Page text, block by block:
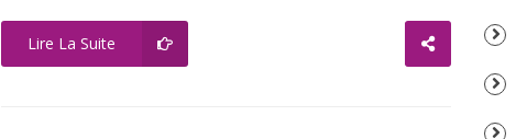
Lire La Suite